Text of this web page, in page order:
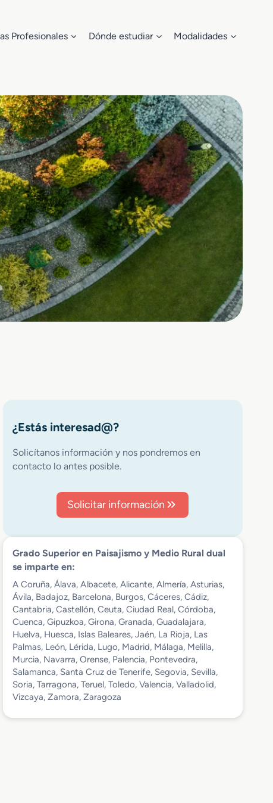
Profesionales Dónde estudiar Modalidades
¿Estás interesad@?
Solicítanos información y nos pondremos en
contacto lo antes posible.
Solicitar información
Grado Superior en Paisajismo y Medio Rural dual
se imparte en:
A Coruña, Álava, Albacete, Alicante, Almería, Asturias,
Ávila, Badajoz, Barcelona, Burgos, Cáceres, Cádiz,
Cantabria, Castellón, Ceuta, Ciudad Real, Córdoba,
Cuenca, Gipuzkoa, Girona, Granada, Guadalajara,
Huelva, Huesca, Islas Baleares, Jaén, La Rioja, Las
Palmas, León, Lérida, Lugo, Madrid, Málaga, Melilla,
Murcia, Navarra, Orense, Palencia, Pontevedra,
Salamanca, Santa Cruz de Tenerife, Segovia, Sevilla,
Soria, Tarragona, Teruel, Toledo, Valencia, Valladolid,
Vizcaya, Zamora, Zaragoza